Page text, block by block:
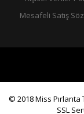
Mesafeli Satış
© 2018 Miss Pırlanta
SSL